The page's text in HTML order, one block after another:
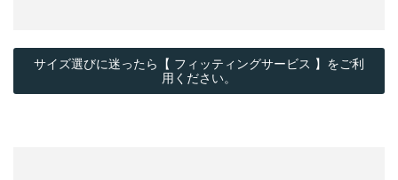
サイズ選びに迷ったら【 フィッティングサービス 】をご利
用ください。